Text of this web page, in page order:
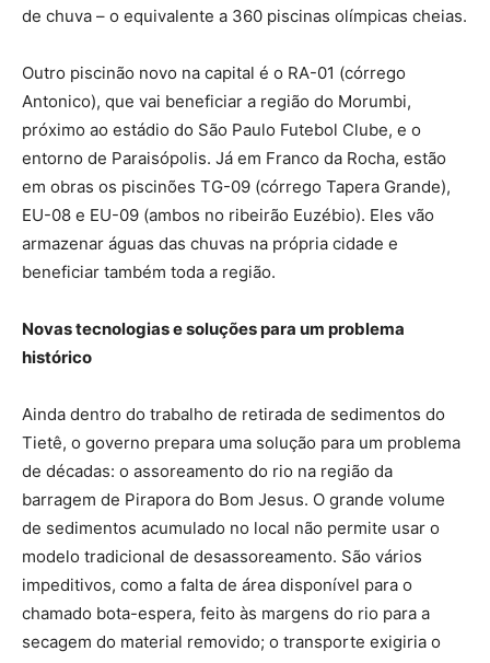
de chuva – o equivalente a 360 piscinas olímpicas cheias.
Outro piscinão novo na capital é o RA-01 (córrego
Antonico), que vai beneficiar a região do Morumbi,
próximo ao estádio do São Paulo Futebol Clube, e o
entorno de Paraisópolis. Já em Franco da Rocha, estão
em obras os piscinões TG-09 (córrego Tapera Grande),
EU-08 e EU-09 (ambos no ribeirão Euzébio). Eles vão
armazenar águas das chuvas na própria cidade e
beneficiar também toda a região.
Novas tecnologias e soluções para um problema
histórico
Ainda dentro do trabalho de retirada de sedimentos do
Tietê, o governo prepara uma solução para um problema
de décadas: o assoreamento do rio na região da
barragem de Pirapora do Bom Jesus. O grande volume
de sedimentos acumulado no local não permite usar o
modelo tradicional de desassoreamento. São vários
impeditivos, como a falta de área disponível para o
chamado bota-espera, feito às margens do rio para a
secagem do material removido; o transporte exigiria o